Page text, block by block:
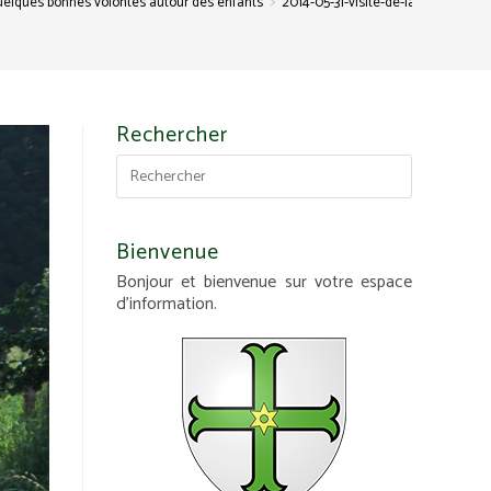
Rechercher
Bienvenue
Bonjour et bienvenue sur votre espace
d'information.